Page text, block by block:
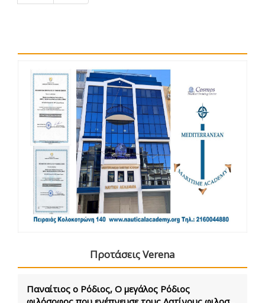
Προτάσεις Verena
Παναίτιος ο Ρόδιος, Ο μεγάλος Ρόδιος